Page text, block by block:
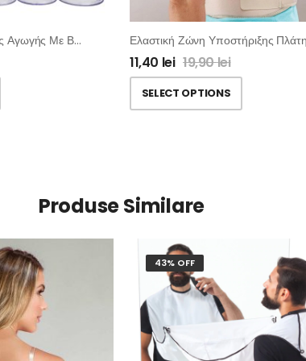
Συσκευή Θεραπευτικής Αγωγής Με Βεντούζες
11,40 lei 19,90lei
SELECT OPTIONS
Produse Similare
43% OFF